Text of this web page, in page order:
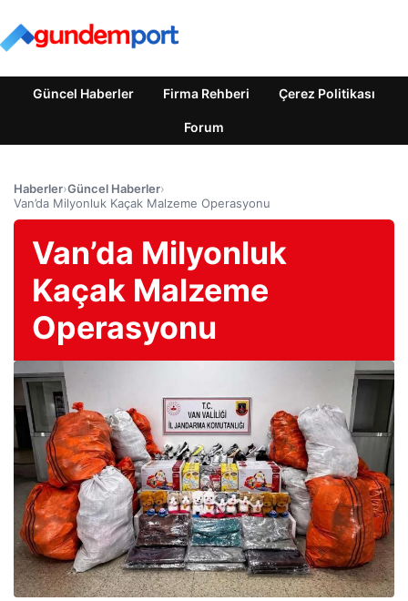
Güncel Haberler Firma Rehberi Çerez Politikası
Forum
Haberler›Güncel Haberler›
Van’da Milyonluk Kaçak Malzeme Operasyonu
Van’da Milyonluk
Kaçak Malzeme
Operasyonu